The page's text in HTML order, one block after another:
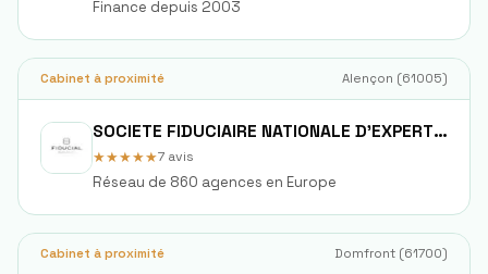
Finance depuis 2003
Cabinet à proximité Alençon (61005)
SOCIETE FIDUCIAIRE NATIONALE D'EXPERTISE COMPTABLE FIDEXPERTISE
★★★★★7 avis
Réseau de 860 agences en Europe
Cabinet à proximité Domfront (61700)